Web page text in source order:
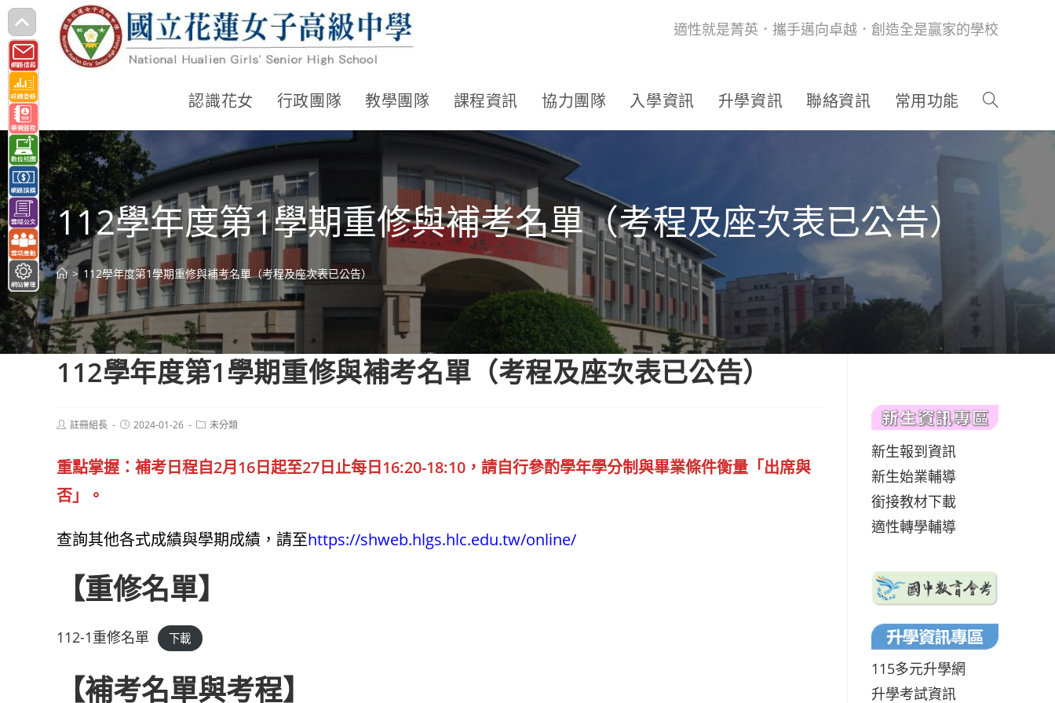
跳
轉
至
主
要
內
容
適性就是菁英．攜手邁向卓越．創造全是贏家的學校
認識花女 行政團隊 教學團隊 課程資訊 協力團隊 入學資訊 升學資訊 聯絡資訊 常用功能
112學年度第1學期重修與補考名單（考程及座次表已公告）
> 112學年度第1學期重修與補考名單（考程及座次表已公告）
112學年度第1學期重修與補考名單（考程及座次表已公告）
Post註冊組長
Post2024-01-26
Post未分類
重點掌握：補考日程自2月16日起至27日止每日16:20-18:10，請自行參酌學年學分制與畢業條件衡量「出席與
否」。
查詢其他各式成績與學期成績，請至https://shweb.hlgs.hlc.edu.tw/online/
【重修名單】
112-1重修名單 下載
【補考名單與考程】
新生報到資訊
新生始業輔導
銜接教材下載
適性轉學輔導
115多元升學網
升學考試資訊